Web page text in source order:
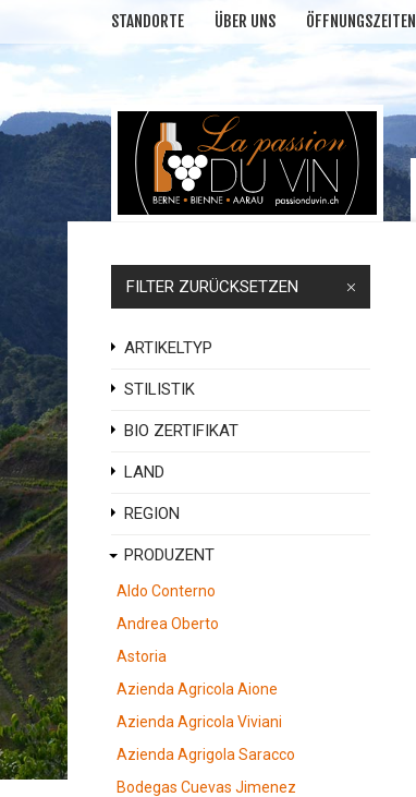
STANDORTE ÜBER UNS ÖFFNUNGSZEITEN
FILTER ZURÜCKSETZEN
ARTIKELTYP
STILISTIK
BIO ZERTIFIKAT
LAND
REGION
PRODUZENT
Aldo Conterno
Andrea Oberto
Astoria
Azienda Agricola Aione
Azienda Agricola Viviani
Azienda Agrigola Saracco
Bodegas Cuevas Jimenez